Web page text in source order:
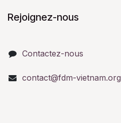
Rejoignez-nous
Contactez-nous
contact@fdm-vietnam.org